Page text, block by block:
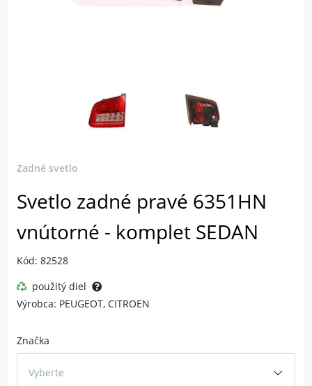
Zadné svetlo
Svetlo zadné pravé 6351HN
vnútorné - komplet SEDAN
Kód: 82528
použitý diel
Výrobca: PEUGEOT, CITROEN
Značka
Vyberte